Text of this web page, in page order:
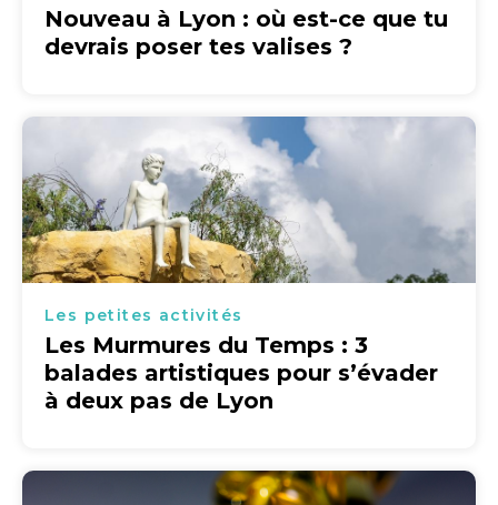
Nouveau à Lyon : où est-ce que tu
devrais poser tes valises ?
Les petites activités
Les Murmures du Temps : 3
balades artistiques pour s’évader
à deux pas de Lyon